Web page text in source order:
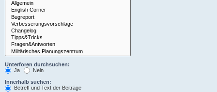
Unterforen durchsuchen:
Ja
Nein
Innerhalb suchen:
Betreff und Text der Beiträge